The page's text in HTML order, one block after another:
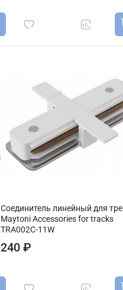
Соединитель линейный для
Maytoni Accessories for tracks
TRA002C-11W
240 ₽